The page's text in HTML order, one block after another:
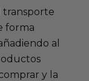
transporte
forma
al
y la